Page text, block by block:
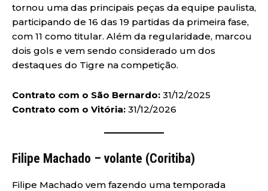
tornou uma das principais peças da equipe paulista,
participando de 16 das 19 partidas da primeira fase,
com 11 como titular. Além da regularidade, marcou
dois gols e vem sendo considerado um dos
destaques do Tigre na competição.
Contrato com o São Bernardo: 31/12/2025
Contrato com o Vitória: 31/12/2026
Filipe Machado – volante (Coritiba)
Filipe Machado vem fazendo uma temporada